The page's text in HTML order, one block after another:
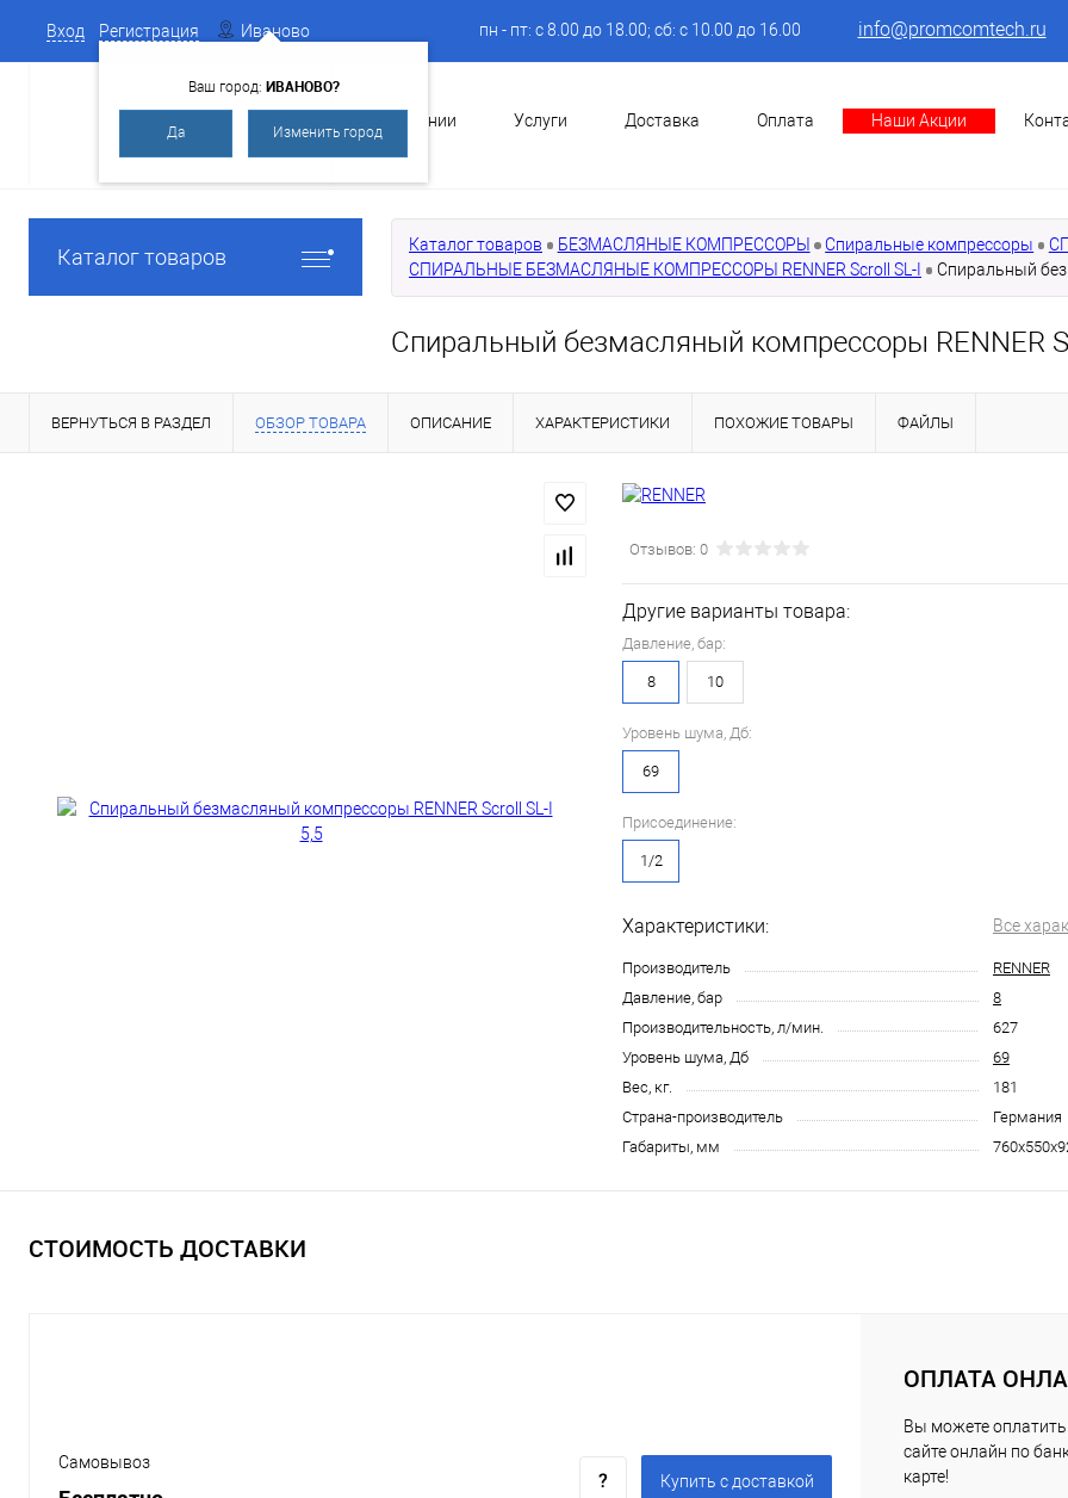
Вход Регистрация Иваново
Ваш город: ИВАНОВО?
Да Изменить город
пн - пт: с 8.00 до 18.00; сб: с 10.00 до 16.00 info@promcomtech.ru
О Компании Услуги Доставка Оплата Наши Акции
Каталог товаров Каталог товаров БЕЗМАСЛЯНЫЕ КОМПРЕССОРЫ Спиральные компрессоры
СПИРАЛЬНЫЕ БЕЗМАСЛЯНЫЕ КОМПРЕССОРЫ RENNER Scroll SL-I
Спиральный
Спиральный безмасляный компрессоры RENNER
ВЕРНУТЬСЯ В РАЗДЕЛ ОБЗОР ТОВАРА ОПИСАНИЕ ХАРАКТЕРИСТИКИ ПОХОЖИЕ ТОВАРЫ ФАЙЛЫ
Отзывов: 0
Другие варианты товара:
Давление, бар:
8 10
Уровень шума, Дб:
69
Присоединение:
1/2
Характеристики: Все
Производитель
RENNER
Давление, бар
8
Производительность, л/мин.
627
Уровень шума, Дб
69
Вес, кг.
181
Страна-производитель
Германия
Габариты, мм
СТОИМОСТЬ ДОСТАВКИ
Самовывоз
Купить c доставкой
ОПЛАТА
Вы можете оплатить
сайте онлайн по
карте!